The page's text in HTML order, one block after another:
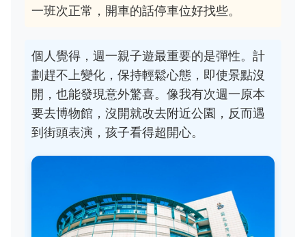
一班次正常，開車的話停車位好找些。
個人覺得，週一親子遊最重要的是彈性。計
劃趕不上變化，保持輕鬆心態，即使景點沒
開，也能發現意外驚喜。像我有次週一原本
要去博物館，沒開就改去附近公園，反而遇
到街頭表演，孩子看得超開心。